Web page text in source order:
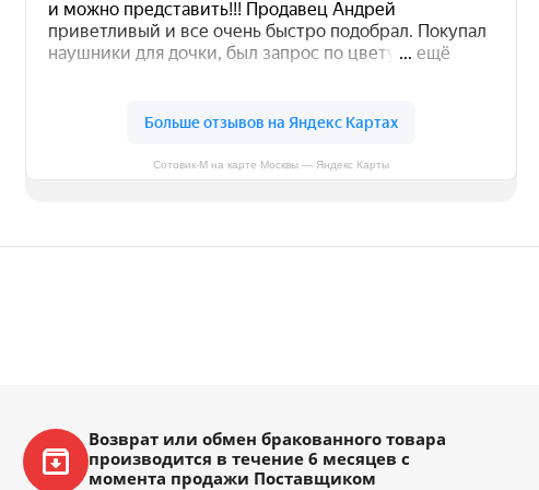
Сотовик-М на карте Москвы — Яндекс Карты
Возврат или обмен бракованного товара
производится в течение 6 месяцев с
момента продажи Поставщиком